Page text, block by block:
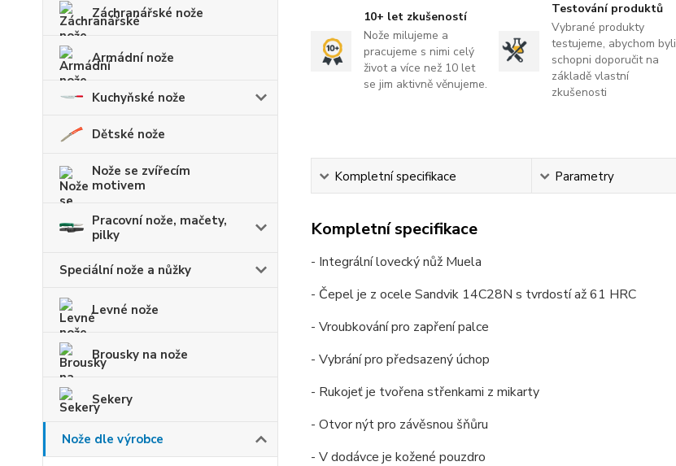
Záchranářské nože
Armádní nože
Kuchyňské nože
Dětské nože
Nože se zvířecím
motivem
Pracovní nože, mačety,
pilky
Speciální nože a nůžky
Levné nože
Brousky na nože
Sekery
Nože dle výrobce
10+ let zkušeností
Nože milujeme a
pracujeme s nimi celý
život a více než 10 let
se jim aktivně věnujeme.
Testování produktů
Vybrané produkty
testujeme, abychom byli
schopni doporučit na
základě vlastní
zkušenosti
Kompletní specifikace Parametry
Kompletní specifikace
- Integrální lovecký nůž Muela
- Čepel je z ocele Sandvik 14C28N s tvrdostí až 61 HRC
- Vroubkování pro zapření palce
- Vybrání pro předsazený úchop
- Rukojeť je tvořena střenkami z mikarty
- Otvor nýt pro závěsnou šňůru
- V dodávce je kožené pouzdro